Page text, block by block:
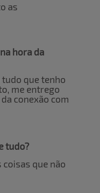
as
hora da
tudo que tenho
me entrego
conexão com
tudo?
que não